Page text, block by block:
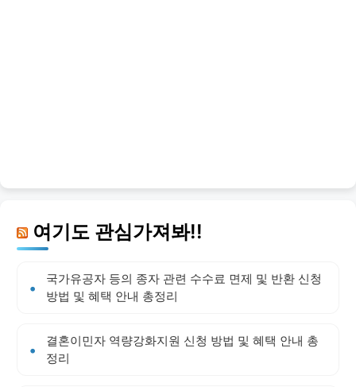
여기도 관심가져봐!!
국가유공자 등의 종자 관련 수수료 면제 및 반환 신청
방법 및 혜택 안내 총정리
결혼이민자 역량강화지원 신청 방법 및 혜택 안내 총
정리